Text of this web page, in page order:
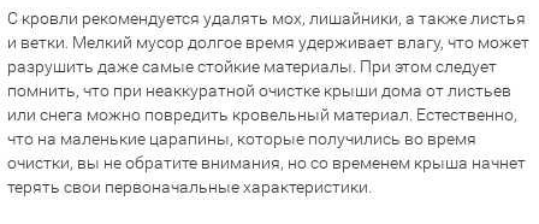
С кровли рекомендуется удалять мох, лишайники, а также листья
и ветки. Мелкий мусор долгое время удерживает влагу, что может
разрушить даже самые стойкие материалы. При этом следует
помнить, что при неаккуратной очистке крыши дома от листьев
или снега можно повредить кровельный материал. Естественно,
что на маленькие царапины, которые получились во время
очистки, вы не обратите внимания, но со временем крыша начнет
терять свои первоначальные характеристики.